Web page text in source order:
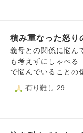
い断りの連絡を入れました。 出産前にも
や生活リズムが整わ
でのご案内になって
るのを親子共々楽し
言い始めるとキリな
主人と義妹には伝え
なって自分だけバタ
あります。 主人に
り伝わらないことが多いです。 急な
こちらも予定やスケ
積み重なった怒り
義母との関係に悩ん
も考えずにしゃべる
で悩んでいることの
話にして欲しくない
しそうで病院に行っ
有り難し 29